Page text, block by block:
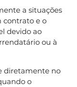
a situações
contrato e o
devido ao
ou à
diretamente no
o